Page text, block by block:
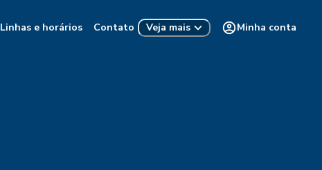
Linhas e horários Contato Veja mais Minha conta